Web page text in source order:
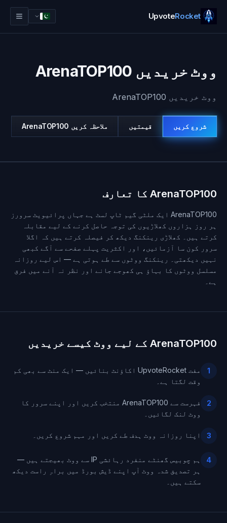
UpvoteRocket
ووٹ خریدیں ArenaTOP100
ووٹ خریدیں ArenaTOP100
شروع کریں قیمتیں ملاحظہ کریں ArenaTOP100
ArenaTOP100 کا تعارف
ArenaTOP100 ایک ملٹی گیم ٹاپ لسٹ ہے جہاں پرائیویٹ سرورز
ہر روز ہزاروں کھلاڑیوں کی توجہ حاصل کرنے کے لیے مقابلہ
کرتے ہیں۔ کھلاڑی رینکنگ دیکھ کر فیصلہ کرتے ہیں کہ اگلا
سرور کون سا آزمائیں، اور اکثریت پہلے صفحے سے آگے کبھی
نہیں دیکھتی۔ رینکنگ ووٹوں سے طے ہوتی ہے — اس لیے روزانہ
مسلسل ووٹوں کا بہاؤ ہی کھوجے جانے اور نظر نہ آنے میں فرق
ہے۔
ArenaTOP100 کے لیے ووٹ کیسے خریدیں
1
مفت UpvoteRocket اکاؤنٹ بنائیں — ایک منٹ سے بھی کم
وقت لگتا ہے۔
2
فہرست سے ArenaTOP100 منتخب کریں اور اپنے سرور کا
ووٹ لنک لگائیں۔
3 اپنا روزانہ ووٹ ہدف طے کریں اور مہم شروع کریں۔
4
ہم چوبیس گھنٹے منفرد رہائشی IP سے ووٹ بھیجتے ہیں —
ہر تصدیق شدہ ووٹ آپ اپنے ڈیش بورڈ میں براہِ راست دیکھ
سکتے ہیں۔